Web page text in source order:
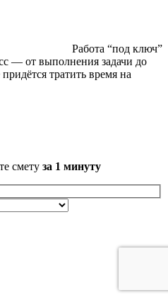
Работа “под ключ”
— от выполнения задачи до
тратить время на
смету за 1 минуту